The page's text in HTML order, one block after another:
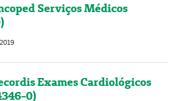
Serviços Médicos
Exames Cardiológicos
0)